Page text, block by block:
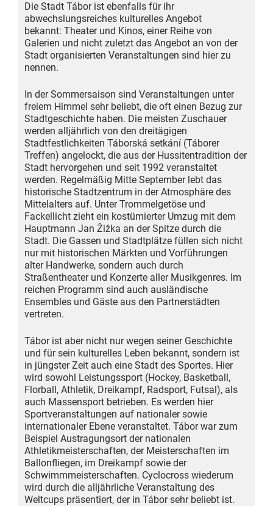
Die Stadt Tábor ist ebenfalls für ihr
abwechslungsreiches kulturelles Angebot
bekannt: Theater und Kinos, einer Reihe von
Galerien und nicht zuletzt das Angebot an von der
Stadt organisierten Veranstaltungen sind hier zu
nennen.
In der Sommersaison sind Veranstaltungen unter
freiem Himmel sehr beliebt, die oft einen Bezug zur
Stadtgeschichte haben. Die meisten Zuschauer
werden alljährlich von den dreitägigen
Stadtfestlichkeiten Táborská setkání (Táborer
Treffen) angelockt, die aus der Hussiten­tradition der
Stadt hervorgehen und seit 1992 veranstaltet
werden. Regelmäßig Mitte September lebt das
historische Stadtzentrum in der Atmosphäre des
Mittelalters auf. Unter Trommelgetöse und
Fackellicht zieht ein kostümierter Umzug mit dem
Hauptmann Jan Žižka an der Spitze durch die
Stadt. Die Gassen und Stadtplätze füllen sich nicht
nur mit historischen Märkten und Vorführungen
alter Handwerke, sondern auch durch
Straßentheater und Konzerte aller Musikgenres. Im
reichen Programm sind auch ausländische
Ensembles und Gäste aus den Partnerstädten
vertreten.
Tábor ist aber nicht nur wegen seiner Geschichte
und für sein kulturelles Leben bekannt, sondern ist
in jüngster Zeit auch eine Stadt des Sportes. Hier
wird sowohl Leistungssport (Hockey, Basketball,
Florball, Athletik, Dreikampf, Radsport, Futsal), als
auch Massensport betrieben. Es werden hier
Sportveranstaltungen auf nationaler sowie
internationaler Ebene veranstaltet. Tábor war zum
Beispiel Austragungsort der nationalen
Athletikmeisterschaften, der Meisterschaften im
Ballonfliegen, im Dreikampf sowie der
Schwimmmeisterschaften. Cyclocross wiederum
wird durch die alljährliche Veranstaltung des
Weltcups präsentiert, der in Tábor sehr beliebt ist.